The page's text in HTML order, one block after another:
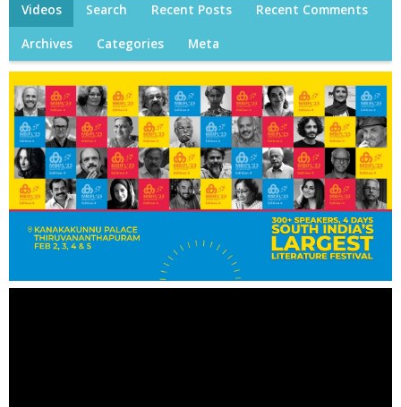
Videos Search Recent Posts Recent Comments
Archives Categories Meta